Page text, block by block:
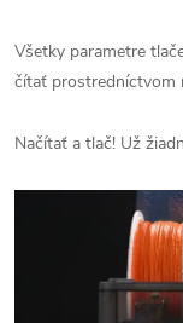
Všetky parametre
čítať prostredníctvom
Načítať a tlač! Už